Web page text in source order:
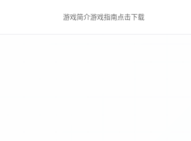
游戏简介游戏指南点击下载